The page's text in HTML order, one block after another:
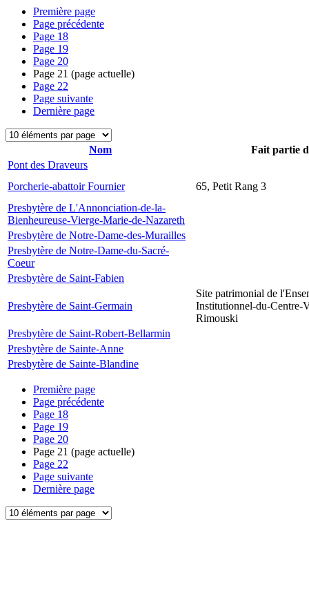
Première page
Page précédente
Page 18
Page 19
Page 20
Page 21 (page actuelle)
Page 22
Page suivante
Dernière page
Nom
Fait partie
Pont des Draveurs
Porcherie-abattoir Fournier
65, Petit Rang 3
Presbytère de L'Annonciation-de-la-
Bienheureuse-Vierge-Marie-de-Nazareth
Presbytère de Notre-Dame-des-Murailles
Presbytère de Notre-Dame-du-Sacré-
Coeur
Presbytère de Saint-Fabien
Presbytère de Saint-Germain
Site patrimonial de
Institutionnel-du-Centre-
Rimouski
Presbytère de Saint-Robert-Bellarmin
Presbytère de Sainte-Anne
Presbytère de Sainte-Blandine
Première page
Page précédente
Page 18
Page 19
Page 20
Page 21 (page actuelle)
Page 22
Page suivante
Dernière page